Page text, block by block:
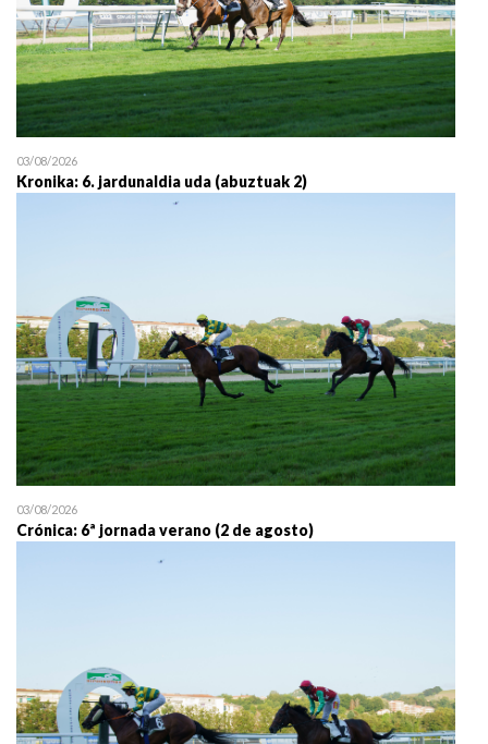
03/08/2026
Kronika: 6. jardunaldia uda (abuztuak 2)
03/08/2026
Crónica: 6ª jornada verano (2 de agosto)